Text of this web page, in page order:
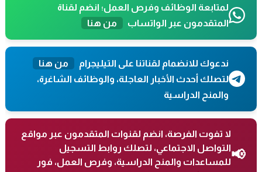
لمتابعة الوظائف وفرص العمل؛ انضم لقناة
المتقدمون عبر الواتساب
من هنا
ندعوك للانضمام لقناتنا على التيليجرام
من هنا
لتصلك أحدث الأخبار العاجلة، والوظائف الشاغرة،
والمنح الدراسية
📢
لا تفوت الفرصة، انضم لقنوات المتقدمون عبر مواقع
التواصل الاجتماعي، لتصلك روابط التسجيل
للمساعدات والمنح الدراسية، وفرص العمل، فور